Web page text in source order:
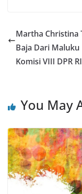
Martha Christina
Baja Dari Maluku
Komisi VIII DPR
You May